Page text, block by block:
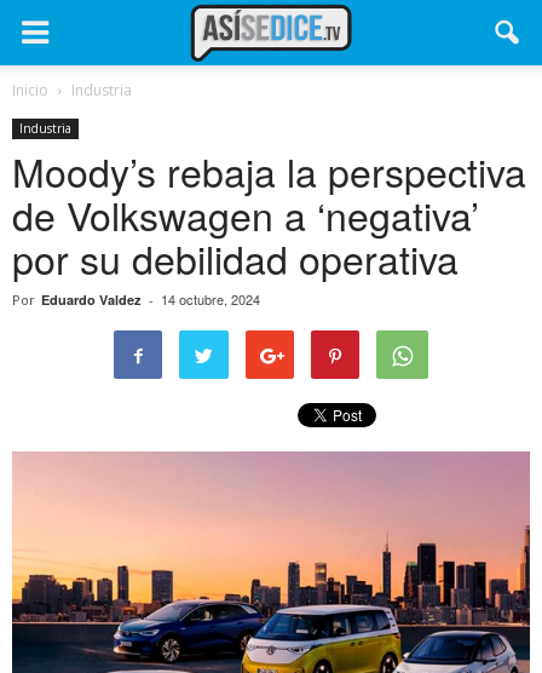
Inicio Industria
Industria
Moody’s rebaja la perspectiva
de Volkswagen a ‘negativa’
por su debilidad operativa
Por Eduardo Valdez - 14 octubre, 2024